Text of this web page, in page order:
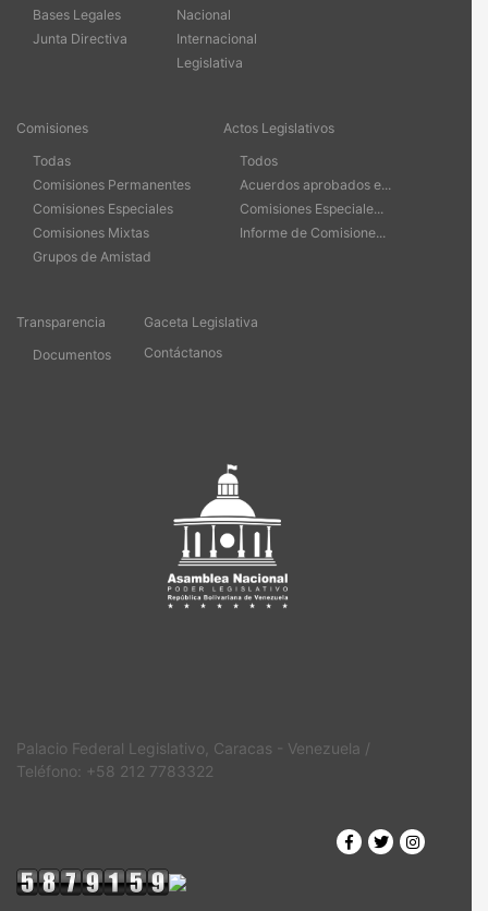
Bases Legales
Junta Directiva
Nacional
Internacional
Legislativa
Comisiones
Todas
Comisiones Permanentes
Comisiones Especiales
Comisiones Mixtas
Grupos de Amistad
Actos Legislativos
Todos
Acuerdos aprobados e...
Comisiones Especiale...
Informe de Comisione...
Transparencia
Documentos
Gaceta Legislativa
Contáctanos
Palacio Federal Legislativo, Caracas - Venezuela /
Teléfono: +58 212 7783322